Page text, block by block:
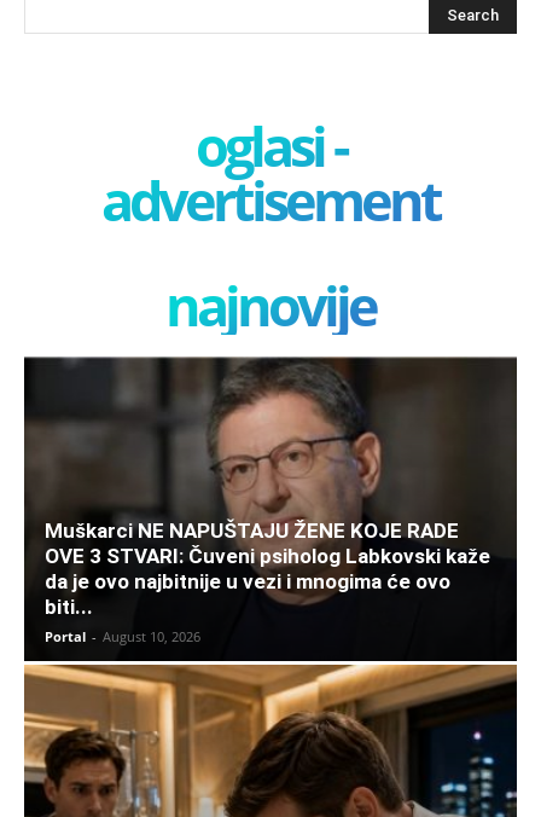
oglasi -
advertisement
najnovije
Muškarci NE NAPUŠTAJU ŽENE KOJE RADE
OVE 3 STVARI: Čuveni psiholog Labkovski kaže
da je ovo najbitnije u vezi i mnogima će ovo
biti...
Portal - August 10, 2026